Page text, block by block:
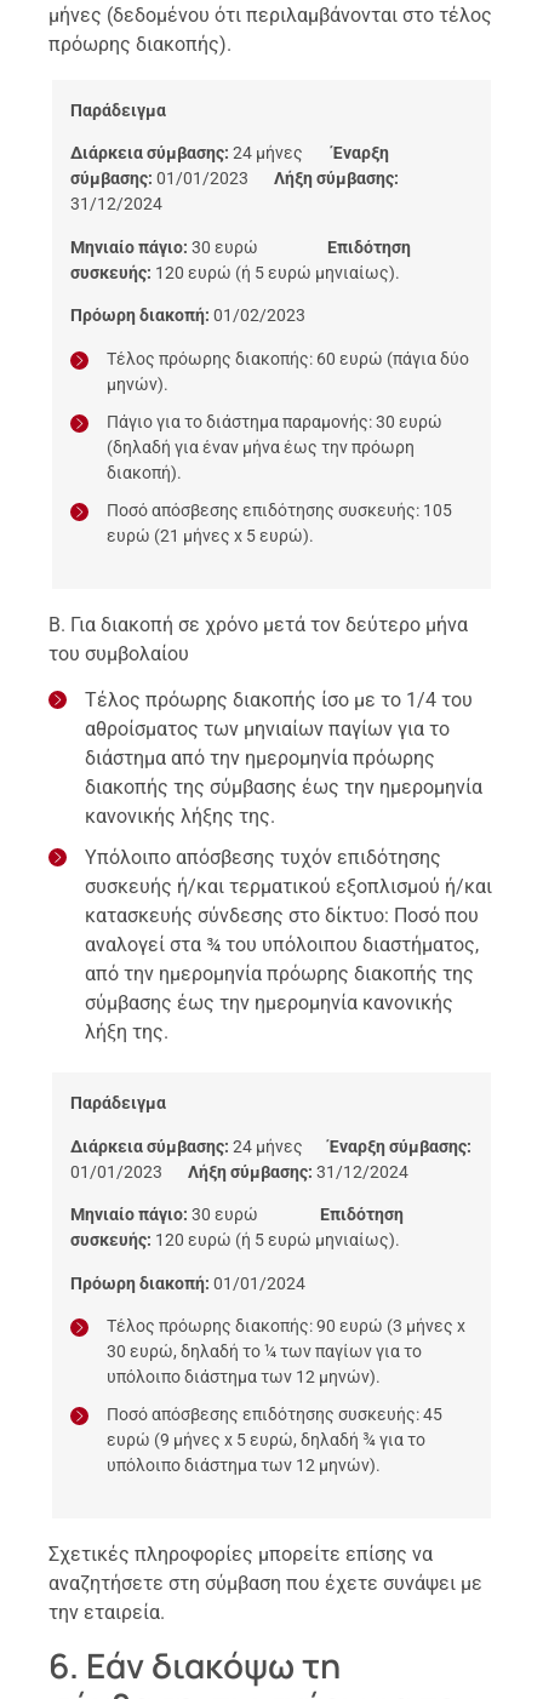
μήνες (δεδομένου ότι περιλαμβάνονται στο τέλος
πρόωρης διακοπής).
Παράδειγμα
Διάρκεια σύμβασης: 24 μήνεςΈναρξη
σύμβασης: 01/01/2023 Λήξη σύμβασης:
31/12/2024
Μηνιαίο πάγιο: 30 ευρώ Επιδότηση
συσκευής: 120 ευρώ (ή 5 ευρώ μηνιαίως).
Πρόωρη διακοπή: 01/02/2023
Τέλος πρόωρης διακοπής: 60 ευρώ (πάγια δύο
μηνών).
Πάγιο για το διάστημα παραμονής: 30 ευρώ
(δηλαδή για έναν μήνα έως την πρόωρη
διακοπή).
Ποσό απόσβεσης επιδότησης συσκευής: 105
ευρώ (21 μήνες x 5 ευρώ).
Β. Για διακοπή σε χρόνο μετά τον δεύτερο μήνα
του συμβολαίου
Τέλος πρόωρης διακοπής ίσο με το 1/4 του
αθροίσματος των μηνιαίων παγίων για το
διάστημα από την ημερομηνία πρόωρης
διακοπής της σύμβασης έως την ημερομηνία
κανονικής λήξης της.
Υπόλοιπο απόσβεσης τυχόν επιδότησης
συσκευής ή/και τερματικού εξοπλισμού ή/και
κατασκευής σύνδεσης στο δίκτυο: Ποσό που
αναλογεί στα ¾ του υπόλοιπου διαστήματος,
από την ημερομηνία πρόωρης διακοπής της
σύμβασης έως την ημερομηνία κανονικής
λήξη της.
Παράδειγμα
Διάρκεια σύμβασης: 24 μήνεςΈναρξη σύμβασης:
01/01/2023 Λήξη σύμβασης: 31/12/2024
Μηνιαίο πάγιο: 30 ευρώ Επιδότηση
συσκευής: 120 ευρώ (ή 5 ευρώ μηνιαίως).
Πρόωρη διακοπή: 01/01/2024
Τέλος πρόωρης διακοπής: 90 ευρώ (3 μήνες x
30 ευρώ, δηλαδή το ¼ των παγίων για το
υπόλοιπο διάστημα των 12 μηνών).
Ποσό απόσβεσης επιδότησης συσκευής: 45
ευρώ (9 μήνες x 5 ευρώ, δηλαδή ¾ για το
υπόλοιπο διάστημα των 12 μηνών).
Σχετικές πληροφορίες μπορείτε επίσης να
αναζητήσετε στη σύμβαση που έχετε συνάψει με
την εταιρεία.
6. Εάν διακόψω τη